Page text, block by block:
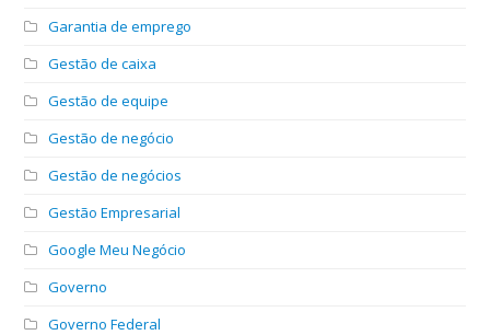
Garantia de emprego
Gestão de caixa
Gestão de equipe
Gestão de negócio
Gestão de negócios
Gestão Empresarial
Google Meu Negócio
Governo
Governo Federal